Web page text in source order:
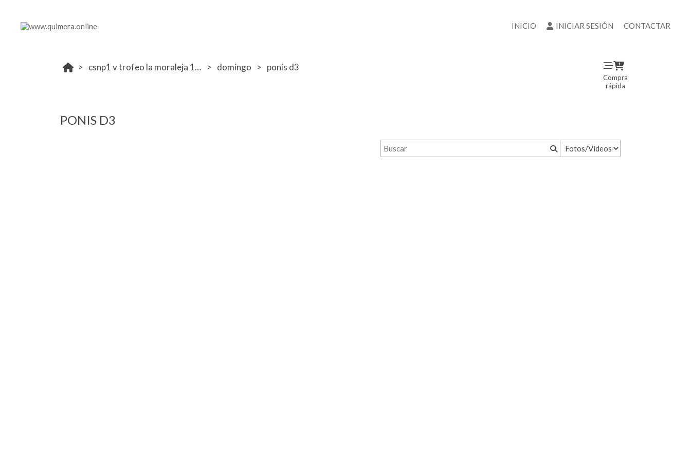
INICIO INICIAR SESIÓN CONTACTAR
csnp1 v trofeo la moraleja 17-18-19 abril domingo ponis d3
Compra
rápida
PONIS D3